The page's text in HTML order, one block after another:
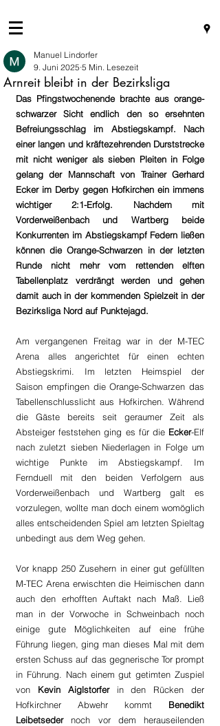
Arnreit bleibt in der Bezirksliga
Manuel Lindorfer
9. Juni 2025 5 Min. Lesezeit
Das Pfingstwochenende brachte aus orange-
schwarzer Sicht endlich den so ersehnten
Befreiungsschlag im Abstiegskampf. Nach
einer langen und kräftezehrenden Durststrecke
mit nicht weniger als sieben Pleiten in Folge
gelang der Mannschaft von Trainer Gerhard
Ecker im Derby gegen Hofkirchen ein immens
wichtiger 2:1-Erfolg. Nachdem mit
Vorderweißenbach und Wartberg beide
Konkurrenten im Abstiegskampf Federn ließen
können die Orange-Schwarzen in der letzten
Runde nicht mehr vom rettenden elften
Tabellenplatz verdrängt werden und gehen
damit auch in der kommenden Spielzeit in der
Bezirksliga Nord auf Punktejagd.
Am vergangenen Freitag war in der M-TEC
Arena alles angerichtet für einen echten
Abstiegskrimi. Im letzten Heimspiel der
Saison empfingen die Orange-Schwarzen das
Tabellenschlusslicht aus Hofkirchen. Während
die Gäste bereits seit geraumer Zeit als
Absteiger feststehen ging es für die Ecker-Elf
nach zuletzt sieben Niederlagen in Folge um
wichtige Punkte im Abstiegskampf. Im
Fernduell mit den beiden Verfolgern aus
Vorderweißenbach und Wartberg galt es
vorzulegen, wollte man doch einem womöglich
alles entscheidenden Spiel am letzten Spieltag
unbedingt aus dem Weg gehen.
Vor knapp 250 Zusehern in einer gut gefüllten
M-TEC Arena erwischten die Heimischen dann
auch den erhofften Auftakt nach Maß. Ließ
man in der Vorwoche in Schweinbach noch
einige gute Möglichkeiten auf eine frühe
Führung liegen, ging man dieses Mal mit dem
ersten Schuss auf das gegnerische Tor prompt
in Führung. Nach einem gut getimten Zuspiel
von Kevin Aiglstorfer in den Rücken der
Hofkirchner Abwehr kommt Benedikt
Leibetseder noch vor dem herauseilenden